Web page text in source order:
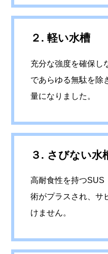
２. 軽い水槽
充分な強度を確保し
であらゆる無駄を除
量になりました。
３. さびない水
高耐食性を持つSUS
術がプラスされ、サ
けません。